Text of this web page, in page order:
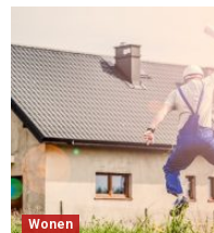
Wonen